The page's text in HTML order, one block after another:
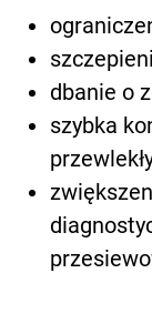
dbanie o
szybka